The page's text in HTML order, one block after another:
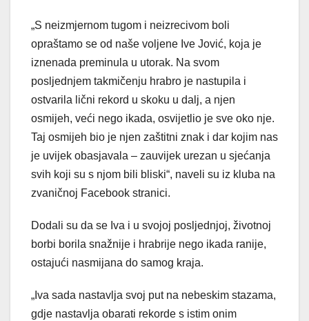
„S neizmjernom tugom i neizrecivom boli
opraštamo se od naše voljene Ive Jović, koja je
iznenada preminula u utorak. Na svom
posljednjem takmičenju hrabro je nastupila i
ostvarila lični rekord u skoku u dalj, a njen
osmijeh, veći nego ikada, osvijetlio je sve oko nje.
Taj osmijeh bio je njen zaštitni znak i dar kojim nas
je uvijek obasjavala – zauvijek urezan u sjećanja
svih koji su s njom bili bliski“, naveli su iz kluba na
zvaničnoj Facebook stranici.
Dodali su da se Iva i u svojoj posljednjoj, životnoj
borbi borila snažnije i hrabrije nego ikada ranije,
ostajući nasmijana do samog kraja.
„Iva sada nastavlja svoj put na nebeskim stazama,
gdje nastavlja obarati rekorde s istim onim